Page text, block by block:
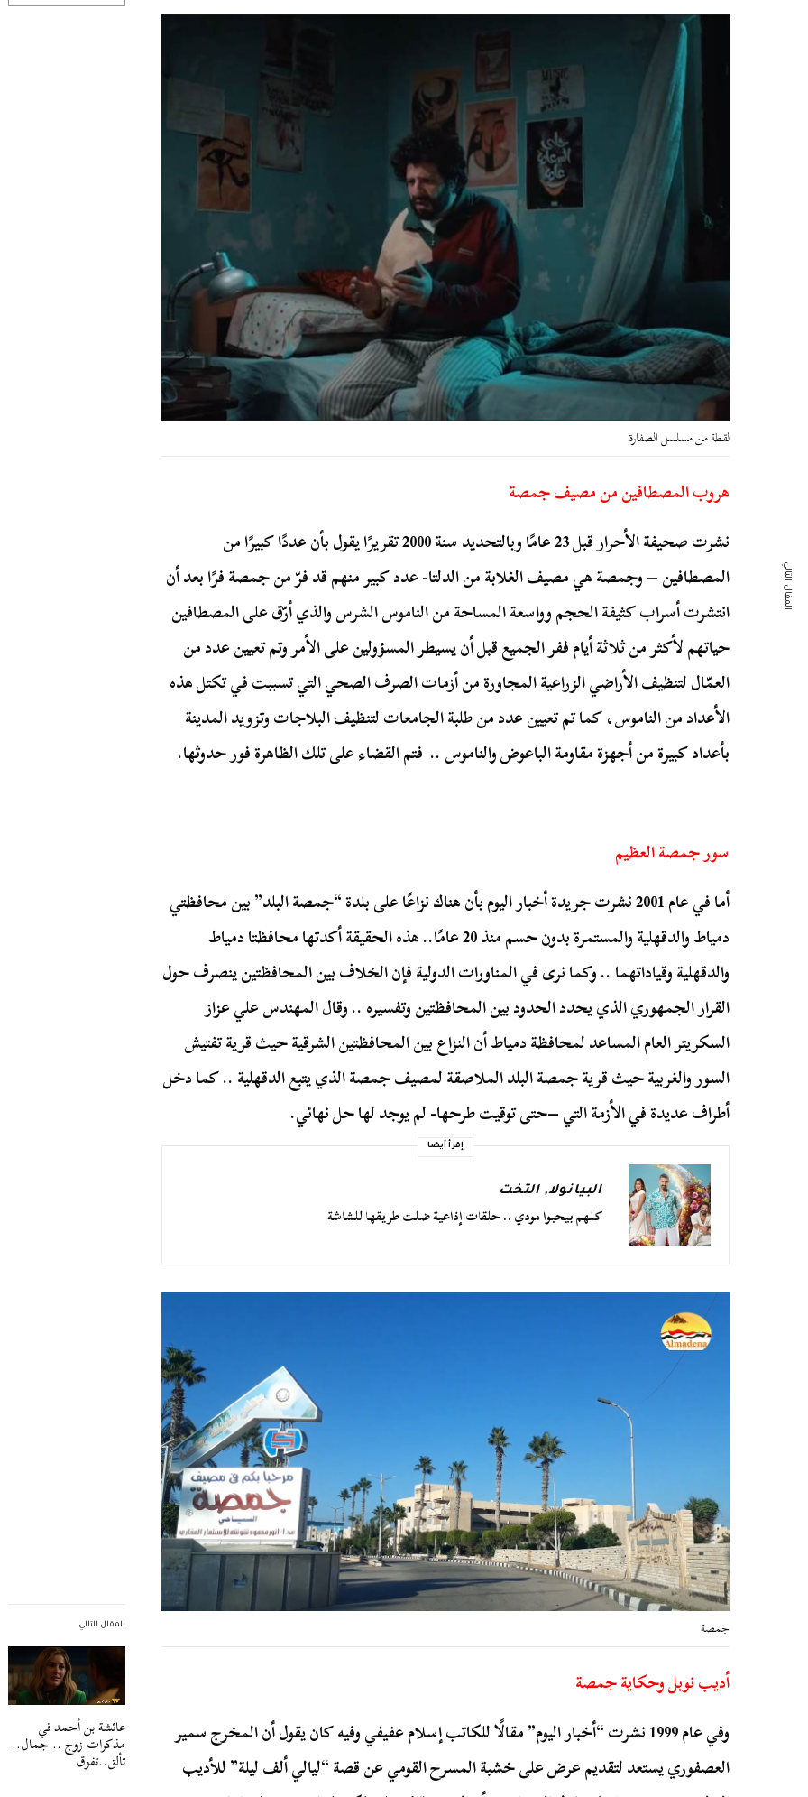
المقال التالي
عائشة بن أحمد في
مذكرات زوج .. جمال..
تألق..تفوق
لقطة من مسلسل الصفارة
هروب المصطافين من مصيف جمصة
نشرت صحيفة الأحرار قبل 23 عامًا وبالتحديد سنة 2000 تقريرًا يقول بأن عددًا كبيرًا من
المصطافين – وجمصة هي مصيف الغلابة من الدلتا- عدد كبير منهم قد فرّ من جمصة فرًا بعد أن
انتشرت أسراب كثيفة الحجم وواسعة المساحة من الناموس الشرس والذي أرّق على المصطافين
حياتهم لأكثر من ثلاثة أيام ففر الجميع قبل أن يسيطر المسؤولين على الأمر وتم تعيين عدد من
العمّال لتنظيف الأراضي الزراعية المجاورة من أزمات الصرف الصحي التي تسببت في تكتل هذه
الأعداد من الناموس، كما تم تعيين عدد من طلبة الجامعات لتنظيف البلاجات وتزويد المدينة
بأعداد كبيرة من أجهزة مقاومة الباعوض والناموس .. فتم القضاء على تلك الظاهرة فور حدوثها.
سور جمصة العظيم
أما في عام 2001 نشرت جريدة أخبار اليوم بأن هناك نزاعًا على بلدة “جمصة البلد” بين محافظتي
دمياط والدقهلية والمستمرة بدون حسم منذ 20 عامًا.. هذه الحقيقة أكدتها محافظتا دمياط
والدقهلية وقياداتهما .. وكما نرى في المناورات الدولية فإن الخلاف بين المحافظتين ينصرف حول
القرار الجمهوري الذي يحدد الحدود بين المحافظتين وتفسيره .. وقال المهندس علي عزاز
السكريتر العام المساعد لمحافظة دمياط أن النزاع بين المحافظتين الشرقية حيث قرية تفتيش
السور والغربية حيث قرية جمصة البلد الملاصقة لمصيف جمصة الذي يتبع الدقهلية .. كما دخل
أطراف عديدة في الأزمة التي –حتى توقيت طرحها- لم يوجد لها حل نهائي.
إقرأ أيضا
البيانولا,التخت
كلهم بيحبوا مودي .. حلقات إذاعية ضلت طريقها للشاشة
جمصة
أديب نوبل وحكاية جمصة
وفي عام 1999 نشرت “أخبار اليوم” مقالًا للكاتب إسلام عفيفي وفيه كان يقول أن المخرج سمير
العصفوري يستعد لتقديم عرض على خشبة المسرح القومي عن قصة “ليالي ألف ليلة” للأديب
المقال التالي